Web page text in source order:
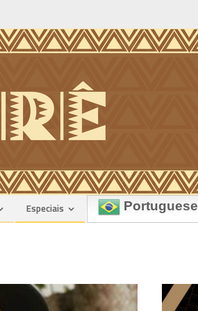
Especiais Portuguese